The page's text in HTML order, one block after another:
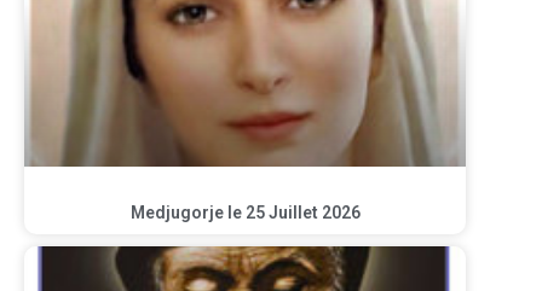
Medjugorje le 25 Juillet 2026